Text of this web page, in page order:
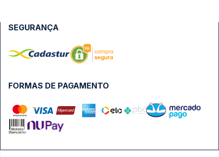
FORMAS DE PAGAMENTO
SEGURANÇA